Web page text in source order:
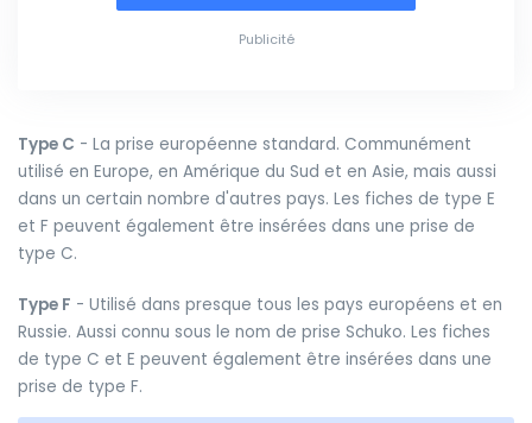
Publicité
Type C - La prise européenne standard. Communément
utilisé en Europe, en Amérique du Sud et en Asie, mais aussi
dans un certain nombre d'autres pays. Les fiches de type E
et F peuvent également être insérées dans une prise de
type C.
Type F - Utilisé dans presque tous les pays européens et en
Russie. Aussi connu sous le nom de prise Schuko. Les fiches
de type C et E peuvent également être insérées dans une
prise de type F.